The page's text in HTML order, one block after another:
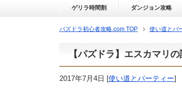
ゲリラ時間割 ダンジョン攻略
パズドラ初心者攻略.com TOP 使い道とパ
【パズドラ】エスカマリ
2017年7月4日 [使い道とパーティー]